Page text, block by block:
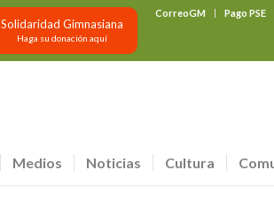
CorreoGM Pago PSE
Solidaridad Gimnasiana
Haga su donación aquí
Medios Noticias Cultura